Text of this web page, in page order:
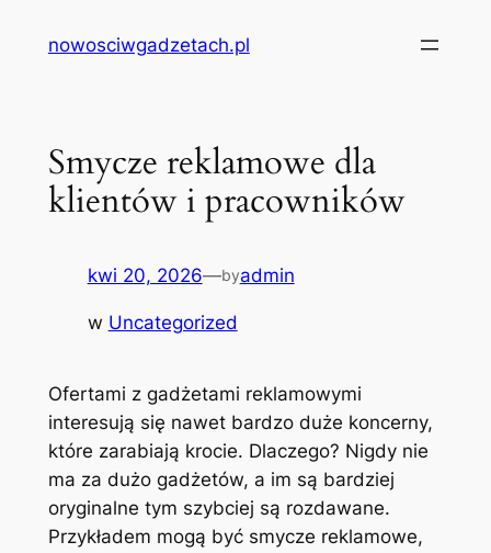
nowosciwgadzetach.pl
Smycze reklamowe dla
klientów i pracowników
kwi 20, 2026—byadmin
w Uncategorized
Ofertami z gadżetami reklamowymi
interesują się nawet bardzo duże koncerny,
które zarabiają krocie. Dlaczego? Nigdy nie
ma za dużo gadżetów, a im są bardziej
oryginalne tym szybciej są rozdawane.
Przykładem mogą być smycze reklamowe,